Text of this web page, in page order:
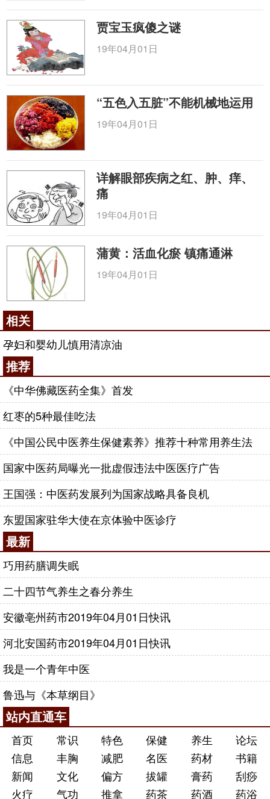
贾宝玉疯傻之谜
19年04月01日
“五色入五脏”不能机械地运用
19年04月01日
详解眼部疾病之红、肿、痒、
痛
19年04月01日
蒲黄：活血化瘀 镇痛通淋
19年04月01日
相关
孕妇和婴幼儿慎用清凉油
推荐
《中华佛藏医药全集》首发
红枣的5种最佳吃法
《中国公民中医养生保健素养》推荐十种常用养生法
国家中医药局曝光一批虚假违法中医医疗广告
王国强：中医药发展列为国家战略具备良机
东盟国家驻华大使在京体验中医诊疗
最新
巧用药膳调失眠
二十四节气养生之春分养生
安徽亳州药市2019年04月01日快讯
河北安国药市2019年04月01日快讯
我是一个青年中医
鲁迅与《本草纲目》
站内直通车
首页 常识 特色 保健 养生
论坛
信息
丰胸 减肥 名医 药材
书籍
新闻
文化 偏方 拔罐 膏药
刮痧
火疗
气功 推拿 药茶 药酒 药浴